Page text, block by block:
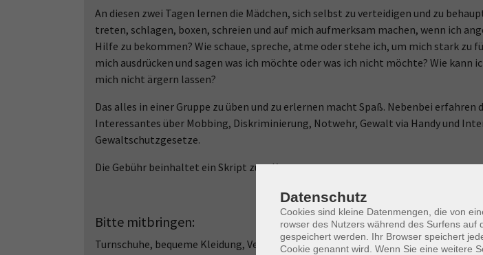
An diesen zwei Tagen lernen die Mädchen, sich selbst zu verteidigen und zu
treten, schlagen, boxen, schreien und auf mich aufmerksam machen, wenn ich
Hilfe zu bekommen? Wie schaue, spreche, atme oder stehe ich, um mich stark zu
mich ausdrücken und sagen was ich möchte oder was ich nicht möchte? Wie kann
mich nicht ärgern lassen?
Das alles in einer Gruppe zu üben und zu erlernen macht Spaß. Nebenbei erfahren
Interessantes über Mobbing, Diskriminierung, Notwehr, Gewalt via Handy und
Gewaltschutzgesetze.
Die Gebühr beinhaltet ein Skript zum Kurs.
Bitte mitbringen:
Turnschuhe, bequeme Kleidung, Verpflegung
Datenschutz
Cookies sind kleine Datenmengen, die von
rowser des Nutzers während des Surfens auf
gespeichert werden. Ihr Browser speichert
Cookie genannt wird. Wenn Sie eine weitere